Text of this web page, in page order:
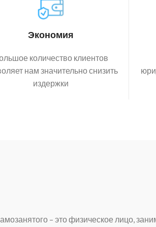
Экономия
количество клиентов
нам значительно снизить
издержки
– это физическое лицо,